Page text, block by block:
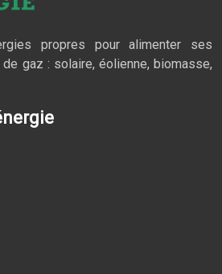
propres pour alimenter ses
gaz : solaire, éolienne, biomasse,